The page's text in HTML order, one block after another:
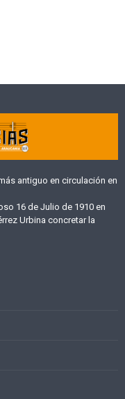
antiguo en circulación en
16 de Julio de 1910 en
Urbina concretar la